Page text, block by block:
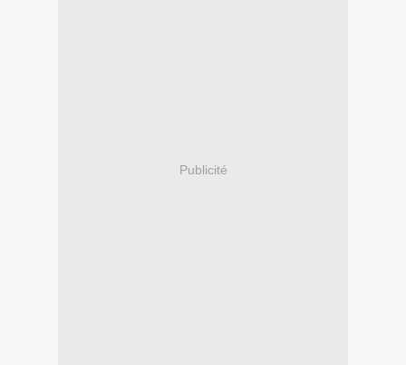
Publicité